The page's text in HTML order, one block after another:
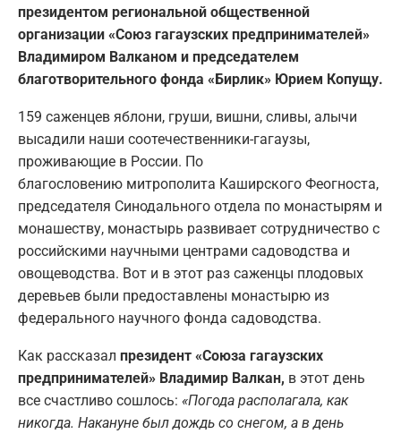
президентом региональной общественной
организации «Союз гагаузских предпринимателей»
Владимиром Валканом и председателем
благотворительного фонда «Бирлик» Юрием Копущу.
159 саженцев яблони, груши, вишни, сливы, алычи
высадили наши соотечественники-гагаузы,
проживающие в России. По
благословению митрополита Каширского Феогноста,
председателя Синодального отдела по монастырям и
монашеству, монастырь развивает сотрудничество с
российскими научными центрами садоводства и
овощеводства. Вот и в этот раз саженцы плодовых
деревьев были предоставлены монастырю из
федерального научного фонда садоводства.
Как рассказал президент «Союза гагаузских
предпринимателей» Владимир Валкан, в этот день
все счастливо сошлось: «Погода располагала, как
никогда. Накануне был дождь со снегом, а в день